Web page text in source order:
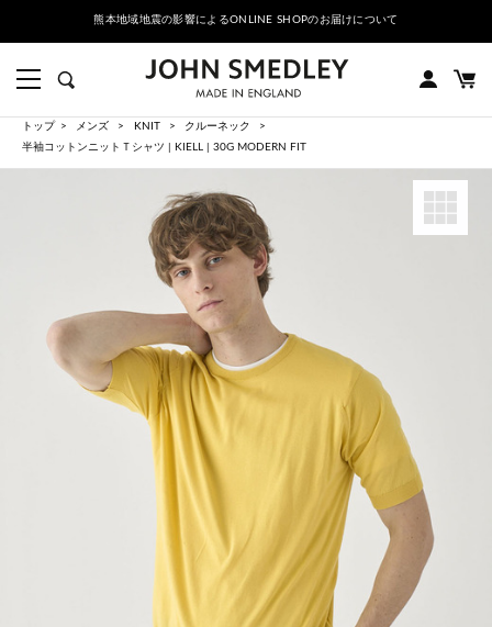
熊本地域地震の影響によるONLINE SHOPのお届けについて
トップ メンズ KNIT
クルーネック
半袖コットンニットＴシャツ | KIELL | 30G MODERN FIT